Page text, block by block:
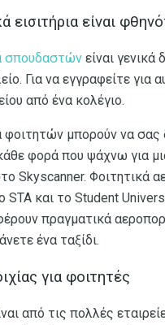
εισιτήρια είναι
σπουδαστών είναι
Για να εγγραφείτε
από ένα κολέγιο.
φοιτητών μπορούν να
φορά που ψάχνω για
Skyscanner. Φοιτητικά
STA και το Student
πραγματικά
ένα ταξίδι.
για φοιτητές
από τις πολλές